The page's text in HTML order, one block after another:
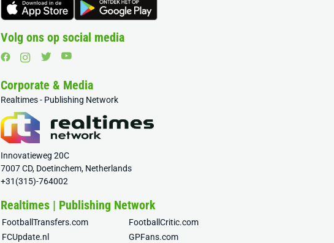
Volg ons op social media
Corporate & Media
Realtimes - Publishing Network
Innovatieweg 20C
7007 CD, Doetinchem, Netherlands
+31(315)-764002
Realtimes | Publishing Network
FootballTransfers.com
FootballCritic.com
FCUpdate.nl
GPFans.com